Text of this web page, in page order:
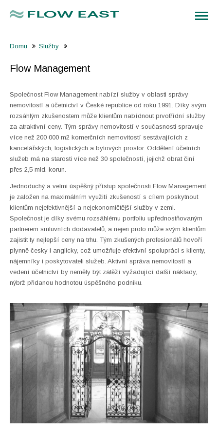
Domu Služby
Flow Management
Společnost Flow Management nabízí služby v oblasti správy
nemovitostí a účetnictví v České republice od roku 1991. Díky svým
rozsáhlým zkušenostem může klientům nabídnout prvotřídní služby
za atraktivní ceny. Tým správy nemovitostí v současnosti spravuje
více než 200 000 m2 komerčních nemovitostí sestávajících z
kancelářských, logistických a bytových prostor. Oddělení účetních
služeb má na starosti více než 30 společností, jejichž obrat činí
přes 2,5 mld. korun.
Jednoduchý a velmi úspěšný přístup společnosti Flow Management
je založen na maximálním využití zkušeností s cílem poskytnout
klientům nejefektivnější a nejekonomičtější služby v zemi.
Společnost je díky svému rozsáhlému portfoliu upřednostňovaným
partnerem smluvních dodavatelů, a nejen proto může svým klientům
zajistit ty nejlepší ceny na trhu. Tým zkušených profesionálů hovoří
plynně česky i anglicky, což umožňuje efektivní spolupráci s klienty,
nájemníky i poskytovateli služeb. Aktivní správa nemovitostí a
vedení účetnictví by neměly být zátěží vyžadující další náklady,
nýbrž přidanou hodnotou úspěšného podniku.